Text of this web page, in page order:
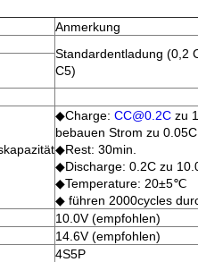
Anmerkung
Standardentladung (0,2
C5)
◆Charge: CC@0.2C zu
bebauen Strom zu 0.05C
◆Rest: 30min.
◆Discharge: 0.2C zu
◆Temperature: 20±5℃
◆ führen 2000cycles
10.0V (empfohlen)
14.6V (empfohlen)
4S5P